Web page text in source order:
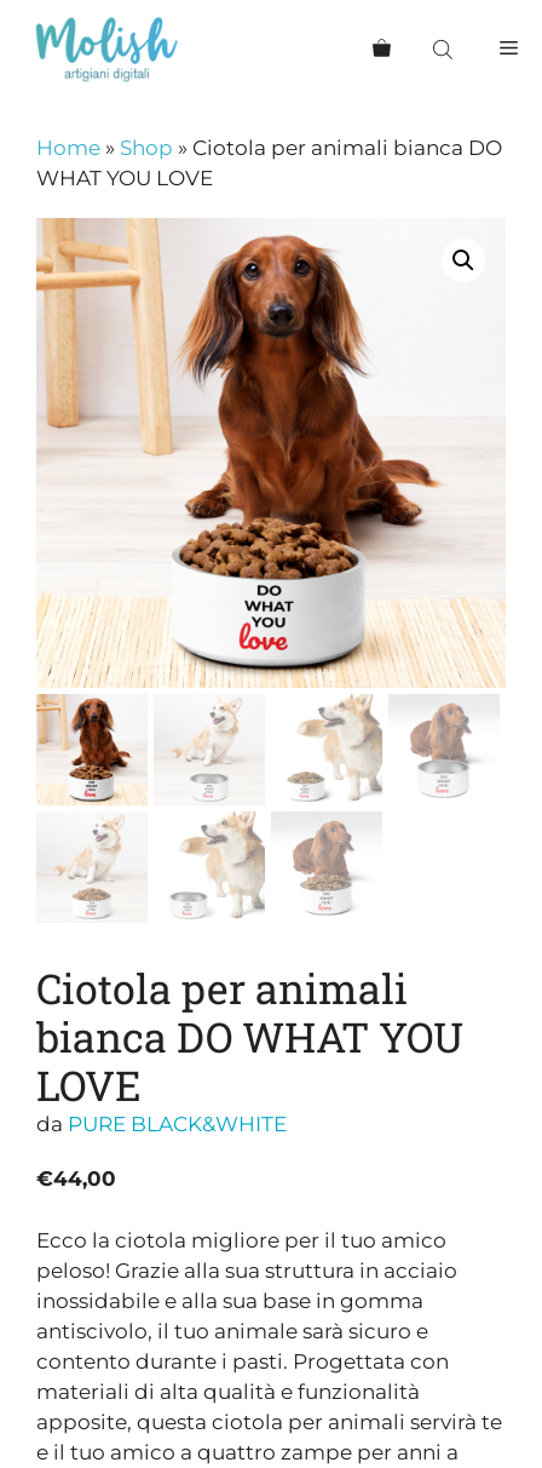
contenuto
Home » Shop » Ciotola per animali bianca DO
WHAT YOU LOVE
Ciotola per animali
bianca DO WHAT YOU
LOVE
da PURE BLACK&WHITE
€44,00
Ecco la ciotola migliore per il tuo amico
peloso! Grazie alla sua struttura in acciaio
inossidabile e alla sua base in gomma
antiscivolo, il tuo animale sarà sicuro e
contento durante i pasti. Progettata con
materiali di alta qualità e funzionalità
apposite, questa ciotola per animali servirà te
e il tuo amico a quattro zampe per anni a